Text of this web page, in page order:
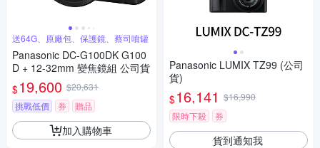
送64G、原廠包、保護鏡、蔡司噴罐
Panasonic DC-G100DK G100
D + 12-32mm 變焦鏡組 公司貨
$19,600 $20,631
挑戰低價
券 贈品
加入購物車
Panasonic LUMIX TZ99 (公司
貨)
$16,141 $16,990
限時下殺
券
貨到通知我